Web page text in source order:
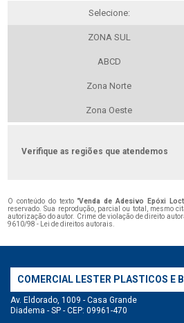
Selecione:
ZONA SUL
ABCD
Zona Norte
Zona Oeste
Verifique as regiões que atendemos
O conteúdo do texto "Venda de Adesivo Epóxi
reservado. Sua reprodução, parcial ou total, mesmo
autorização do autor. Crime de violação de direito
9610/98 - Lei de direitos autorais
COMERCIAL LESTER PLASTICOS E
Av. Eldorado, 1009 - Casa Grande
Diadema - SP - CEP: 09961-470